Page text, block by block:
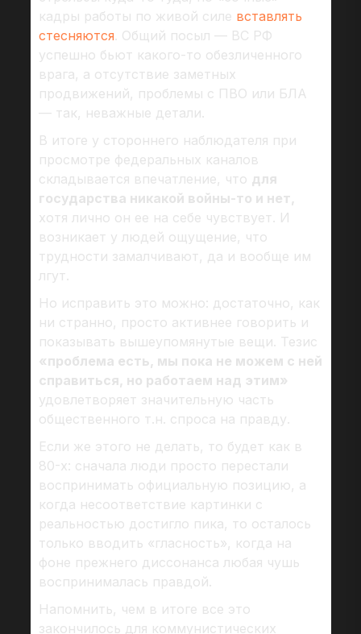
кадры работы по живой силе вставлять
стесняются. Общий посыл — ВС РФ
успешно бьют какого-то обезличенного
врага, а отсутствие заметных
продвижений, проблемы с ПВО или БЛА
— так, неважные детали.
В итоге у стороннего наблюдателя при
просмотре федеральных каналов
складывается впечатление, что для
государства никакой войны-то и нет,
хотя лично он ее на себе чувствует. И
возникает у людей ощущение, что
трудности замалчивают, да и вообще им
лгут.
Но исправить это можно: достаточно, как
ни странно, просто активнее говорить и
показывать вышеупомянутые вещи. Тезис
«проблема есть, мы пока не можем с ней
справиться, но работаем над этим»
удовлетворяет значительную часть
общественного т.н. спроса на правду.
Если же этого не делать, то будет как в
80-х: сначала люди просто перестали
воспринимать официальную позицию, а
когда несоответствие картинки с
реальностью достигло пика, то осталось
только вводить «гласность», когда на
фоне прежнего диссонанса любая чушь
воспринималась правдой.
Напомнить, чем в итоге все это
закончилось для коммунистических